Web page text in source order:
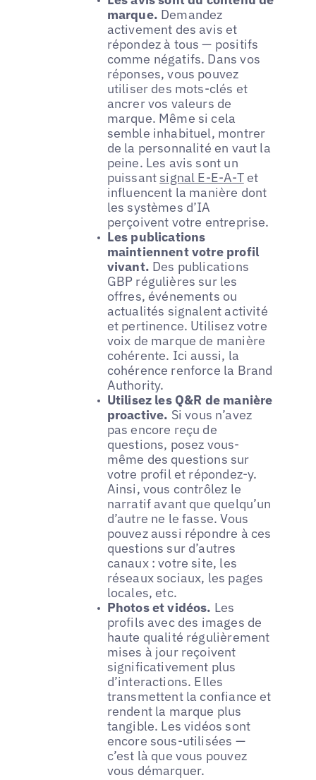
marque. Demandez
activement des avis et
répondez à tous — positifs
comme négatifs. Dans vos
réponses, vous pouvez
utiliser des mots-clés et
ancrer vos valeurs de
marque. Même si cela
semble inhabituel, montrer
de la personnalité en vaut la
peine. Les avis sont un
puissant signal E-E-A-Tet
influencent la manière dont
les systèmes d’IA
perçoivent votre entreprise.
Les publications
maintiennent votre profil
vivant. Des publications
GBP régulières sur les
offres, événements ou
actualités signalent activité
et pertinence. Utilisez votre
voix de marque de manière
cohérente. Ici aussi, la
cohérence renforce la Brand
Authority.
Utilisez les Q&R de manière
proactive. Si vous n’avez
pas encore reçu de
questions, posez vous-
même des questions sur
votre profil et répondez-y.
Ainsi, vous contrôlez le
narratif avant que quelqu’un
d’autre ne le fasse. Vous
pouvez aussi répondre à ces
questions sur d’autres
canaux : votre site, les
réseaux sociaux, les pages
locales, etc.
Photos et vidéos. Les
profils avec des images de
haute qualité régulièrement
mises à jour reçoivent
significativement plus
d’interactions. Elles
transmettent la confiance et
rendent la marque plus
tangible. Les vidéos sont
encore sous-utilisées —
c’est là que vous pouvez
vous démarquer.